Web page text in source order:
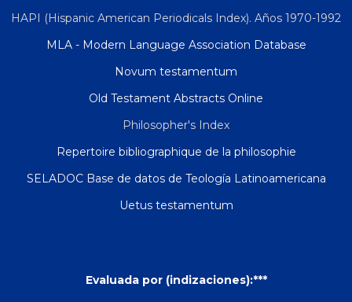
HAPI (Hispanic American Periodicals Index). Años 1970-1992
MLA - Modern Language Association Database
Novum testamentum
Old Testament Abstracts Online
Philosopher's Index
Repertoire bibliographique de la philosophie
SELADOC Base de datos de Teología Latinoamericana
Uetus testamentum
Evaluada por (indizaciones):***